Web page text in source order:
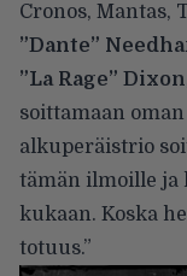
Cronos, Mantas,
”Dante”
”La Rage” Dixon
soittamaan
alkuperäistrio
tämän ilmoille ja
kukaan. Koska
totuus.”